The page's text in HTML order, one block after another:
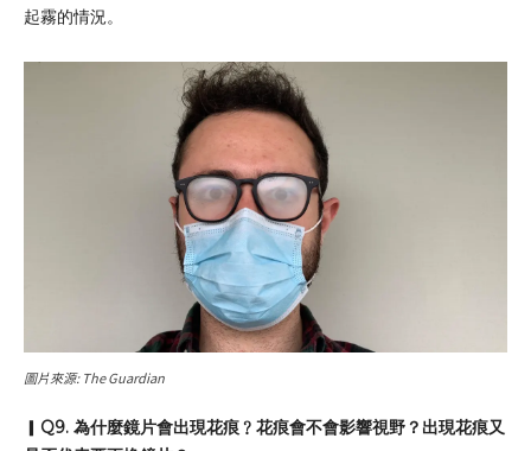
起霧的情況。
圖片來源: The Guardian
▎ Q9. 為什麼鏡片會出現花痕﹖花痕會不會影響視野？ 出現花痕又